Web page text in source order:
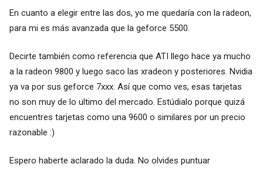
En cuanto a elegir entre las dos, yo me quedaría con la radeon,
para mi es más avanzada que la geforce 5500.
Decirte también como referencia que ATI llego hace ya mucho
a la radeon 9800 y luego saco las xradeon y posteriores. Nvidia
ya va por sus geforce 7xxx. Así que como ves, esas tarjetas
no son muy de lo ultimo del mercado. Estúdialo porque quizá
encuentres tarjetas como una 9600 o similares por un precio
razonable :)
Espero haberte aclarado la duda. No olvides puntuar